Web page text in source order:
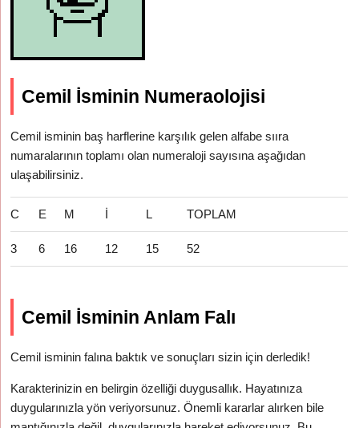
Cemil İsminin Numeraolojisi
Cemil isminin baş harflerine karşılık gelen alfabe sııra
numaralarının toplamı olan numeraloji sayısına aşağıdan
ulaşabilirsiniz.
C E M İ L TOPLAM
3 6 16 12 15 52
Cemil İsminin Anlam Falı
Cemil isminin falına baktık ve sonuçları sizin için derledik!
Karakterinizin en belirgin özelliği duygusallık. Hayatınıza
duygularınızla yön veriyorsunuz. Önemli kararlar alırken bile